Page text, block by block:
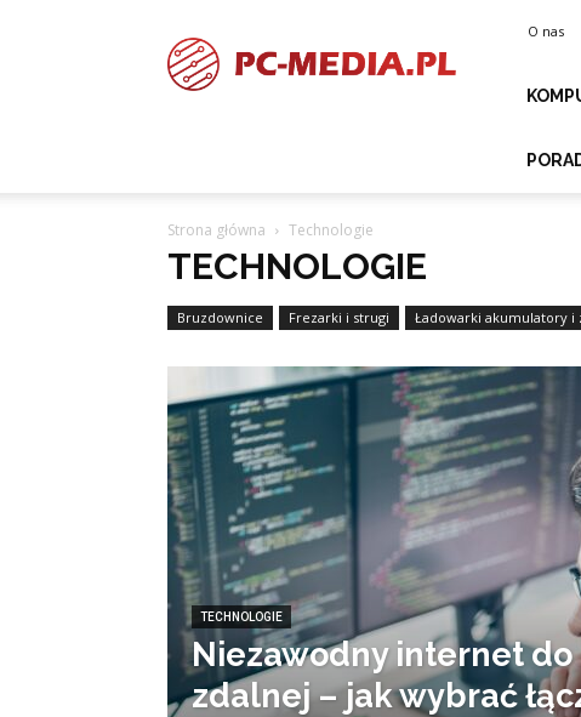
media.pl
O nas
Strona główna Technologie
TECHNOLOGIE
Bruzdownice Frezarki i strugi Ładowarki akumulatory i
TECHNOLOGIE
Niezawodny internet do
zdalnej – jak wybrać